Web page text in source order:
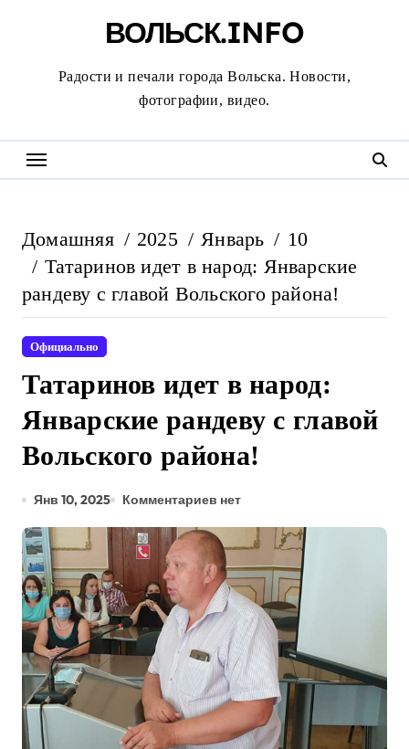
ВОЛЬСК.INFO
Радости и печали города Вольска. Новости,
фотографии, видео.
Домашняя 2025 Январь
10
Татаринов идет в народ: Январские
рандеву с главой Вольского района!
Официально
Татаринов идет в народ:
Январские рандеву с главой
Вольского района!
Янв 10, 2025 Комментариев нет